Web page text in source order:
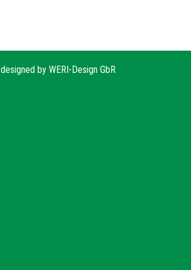
designed byWERI-Design GbR